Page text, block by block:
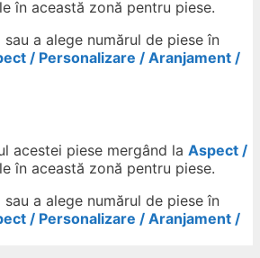
în această zonă pentru piese.
a alege numărul de piese în
/ Personalizare / Aranjament /
acestei piese mergând la Aspect /
în această zonă pentru piese.
a alege numărul de piese în
/ Personalizare / Aranjament /